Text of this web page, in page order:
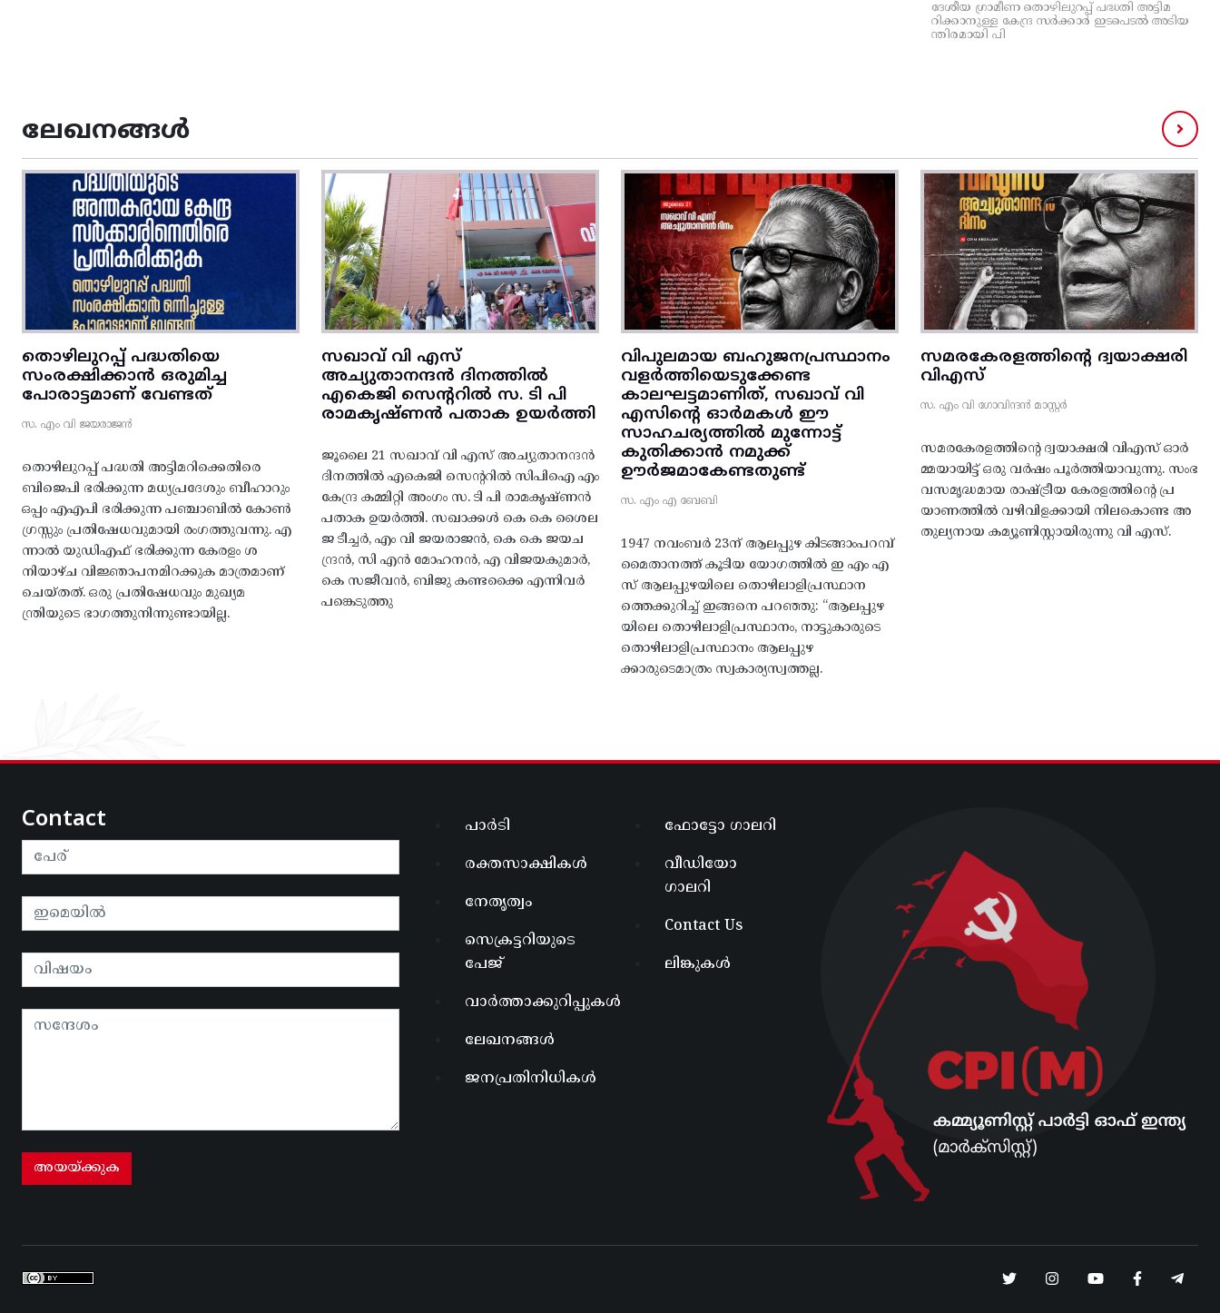
ദേശീയ ഗ്രാമീണ തൊഴിലുറപ്പ്‌ പദ്ധതി അട്ടിമ
റിക്കാനുള്ള കേന്ദ്ര സര്‍ക്കാര്‍ ഇടപെടല്‍ അടിയ
ന്തിരമായി പി
ലേഖനങ്ങൾ
തൊഴിലുറപ്പ് പദ്ധതിയെ
സംരക്ഷിക്കാൻ ഒരുമിച്ച
പോരാട്ടമാണ് വേണ്ടത്
സ. എം വി ജയരാജൻ
തൊഴിലുറപ്പ് പദ്ധതി അട്ടിമറിക്കെതിരെ
ബിജെപി ഭരിക്കുന്ന മധ്യപ്രദേശും ബീഹാറും
ഒപ്പം എഎപി ഭരിക്കുന്ന പഞ്ചാബിൽ കോൺ
ഗ്രസ്സും പ്രതിഷേധവുമായി രംഗത്തുവന്നു. എ
ന്നാൽ യുഡിഎഫ് ഭരിക്കുന്ന കേരളം ശ
നിയാഴ്ച വിജ്ഞാപനമിറക്കുക മാത്രമാണ്
ചെയ്തത്. ഒരു പ്രതിഷേധവും മുഖ്യമ
ന്ത്രിയുടെ ഭാഗത്തുനിന്നുണ്ടായില്ല.
സഖാവ് വി എസ്
അച്യുതാനന്ദൻ ദിനത്തിൽ
എകെജി സെന്ററിൽ സ. ടി പി
രാമകൃഷ്‌ണൻ പതാക ഉയർത്തി
ജൂലൈ 21 സഖാവ് വി എസ് അച്യുതാനന്ദൻ
ദിനത്തിൽ എകെജി സെന്ററിൽ സിപിഐ എം
കേന്ദ്ര കമ്മിറ്റി അംഗം സ. ടി പി രാമകൃഷ്‌ണൻ
പതാക ഉയർത്തി. സഖാക്കൾ കെ കെ ശൈല
ജ ടീച്ചർ, എം വി ജയരാജൻ, കെ കെ ജയച
ന്ദ്രൻ, സി എൻ മോഹനൻ, എ വിജയകുമാർ,
കെ സജീവൻ, ബിജു കണ്ടക്കൈ എന്നിവർ
പങ്കെടുത്തു
വിപുലമായ ബഹുജനപ്രസ്ഥാനം
വളർത്തിയെടുക്കേണ്ട
കാലഘട്ടമാണിത്, സഖാവ് വി
എസിന്റെ ഓർമകൾ ഈ
സാഹചര്യത്തിൽ മുന്നോട്ട്‌
കുതിക്കാൻ നമുക്ക്
ഊർജമാകേണ്ടതുണ്ട്
സ. എം എ ബേബി
1947 നവംബർ 23ന് ആലപ്പുഴ കിടങ്ങാംപറമ്പ്‌
മൈതാനത്ത്‌ കൂടിയ യോഗത്തിൽ ഇ എം എ
സ് ആലപ്പുഴയിലെ തൊഴിലാളിപ്രസ്ഥാന
ത്തെക്കുറിച്ച് ഇങ്ങനെ പറഞ്ഞു: “ആലപ്പുഴ
യിലെ തൊഴിലാളിപ്രസ്ഥാനം, നാട്ടുകാരുടെ
തൊഴിലാളിപ്രസ്ഥാനം ആലപ്പുഴ
ക്കാരുടെമാത്രം സ്വകാര്യസ്വത്തല്ല.
സമരകേരളത്തിൻ്റെ ദ്വയാക്ഷരി
വിഎസ്
സ. എം വി ഗോവിന്ദൻ മാസ്റ്റർ
സമരകേരളത്തിൻ്റെ ദ്വയാക്ഷരി വിഎസ് ഓർ
മ്മയായിട്ട് ഒരു വർഷം പൂർത്തിയാവുന്നു. സംഭ
വസമൃദ്ധമായ രാഷ്ട്രീയ കേരളത്തിന്റെ പ്ര
യാണത്തിൽ വഴിവിളക്കായി നിലകൊണ്ട അ
തുല്യനായ കമ്യൂണിസ്റ്റായിരുന്നു വി എസ്.
Contact പാർടി
രക്തസാക്ഷികൾ
നേതൃത്വം
സെക്രട്ടറിയുടെ
പേജ്
വാർത്താക്കുറിപ്പുകൾ
ലേഖനങ്ങൾ
ജനപ്രതിനിധികൾ
ഫോട്ടോ ഗാലറി
വീഡിയോ
ഗാലറി
Contact Us
ലിങ്കുകൾ